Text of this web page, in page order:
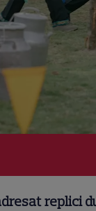
replici